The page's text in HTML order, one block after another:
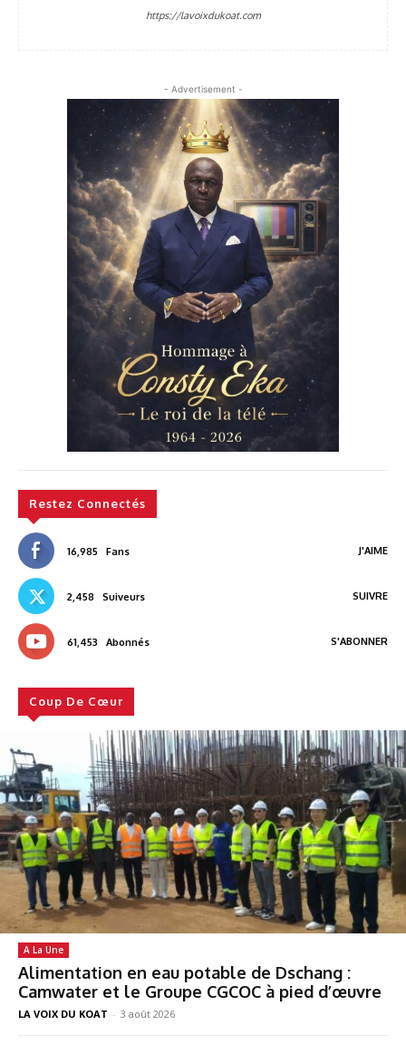
https://lavoixdukoat.com
- Advertisement -
Restez Connectés
16,985 Fans J'AIME
2,458 Suiveurs SUIVRE
61,453 Abonnés S'ABONNER
Coup De Cœur
A La Une
Alimentation en eau potable de Dschang :
Camwater et le Groupe CGCOC à pied d’œuvre
LA VOIX DU KOAT - 3 août 2026